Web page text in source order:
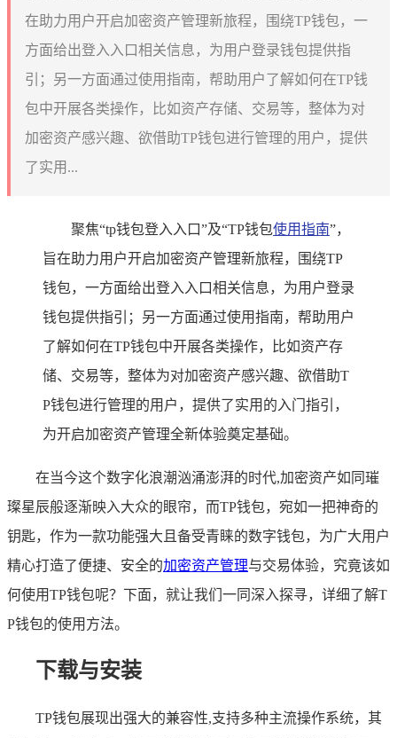
在助力用户开启加密资产管理新旅程，围绕TP钱包，一
方面给出登入入口相关信息，为用户登录钱包提供指
引；另一方面通过使用指南，帮助用户了解如何在TP钱
包中开展各类操作，比如资产存储、交易等，整体为对
加密资产感兴趣、欲借助TP钱包进行管理的用户，提供
了实用...
聚焦“tp钱包登入入口”及“TP钱包使用指南”，
旨在助力用户开启加密资产管理新旅程，围绕TP
钱包，一方面给出登入入口相关信息，为用户登录
钱包提供指引；另一方面通过使用指南，帮助用户
了解如何在TP钱包中开展各类操作，比如资产存
储、交易等，整体为对加密资产感兴趣、欲借助T
P钱包进行管理的用户，提供了实用的入门指引，
为开启加密资产管理全新体验奠定基础。
在当今这个数字化浪潮汹涌澎湃的时代,加密资产如同璀
璨星辰般逐渐映入大众的眼帘，而TP钱包，宛如一把神奇的
钥匙，作为一款功能强大且备受青睐的数字钱包，为广大用户
精心打造了便捷、安全的加密资产管理与交易体验，究竟该如
何使用TP钱包呢？下面，就让我们一同深入探寻，详细了解T
P钱包的使用方法。
下载与安装
TP钱包展现出强大的兼容性,支持多种主流操作系统，其